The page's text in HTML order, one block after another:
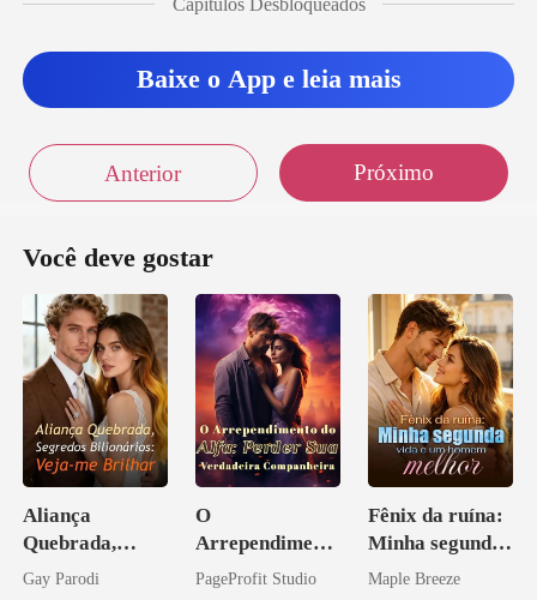
Baixe o App e leia mais
Anterior Próximo
Você deve gostar
Aliança
Quebrada,
Segredos
Gay Parodi
O
Arrependiment
o do Alfa:
PageProfit Studio
Fênix da ruína:
Minha segunda
vida e um
Maple Breeze